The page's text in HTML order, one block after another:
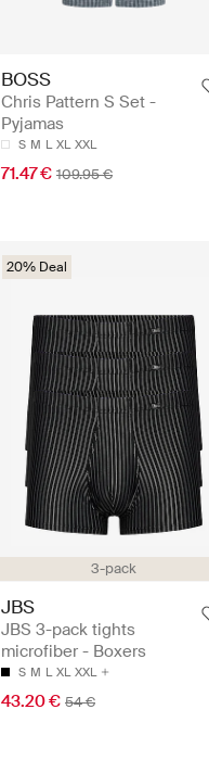
BOSS
Chris Pattern S Set -
Pyjamas
S M L XL XXL
71.47 € 109.95 €
3-pack
20% Deal
JBS
JBS 3-pack tights
microfiber - Boxers
S M L XL XXL
43.20 € 54 €